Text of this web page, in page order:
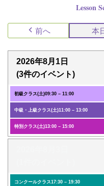
Lesson
前へ 本
2026年8月1日
(3件のイベント)
初級クラス(土)09:30 – 11:00
中級・上級クラス(土)11:00 – 13:00
特別クラス(土)13:00 – 15:00
コンクールクラス17:30 – 19:30